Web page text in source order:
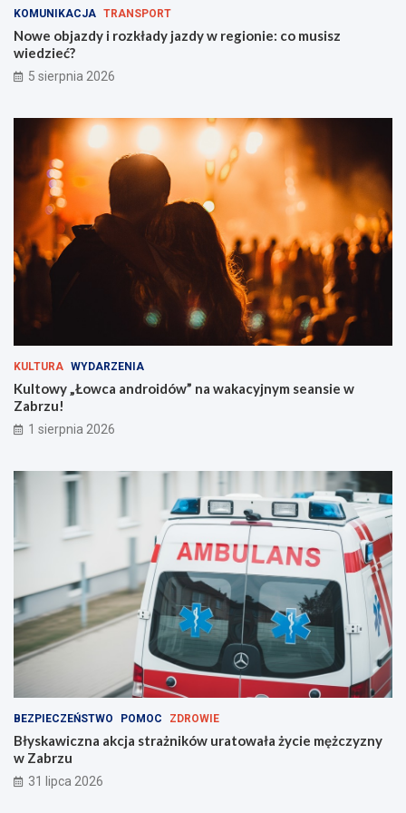
e
O
F
F
v
u
ż
z
i
e
m
!
s
w
i
e
?
KOMUNIKACJA TRANSPORT
Nowe objazdy i rozkłady jazdy w regionie: co musisz
wiedzieć?
5 sierpnia 2026
KULTURA WYDARZENIA
Kultowy „Łowca androidów” na wakacyjnym seansie w
Zabrzu!
1 sierpnia 2026
BEZPIECZEŃSTWO POMOC ZDROWIE
Błyskawiczna akcja strażników uratowała życie mężczyzny
w Zabrzu
31 lipca 2026